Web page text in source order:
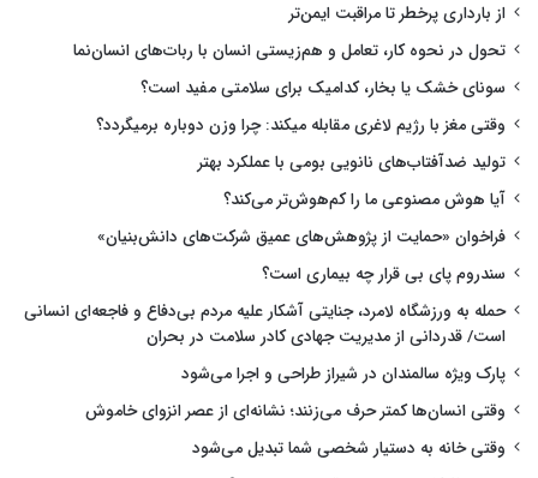
از بارداری پرخطر تا مراقبت ایمن‌تر
تحول در نحوه کار، تعامل و هم‌زیستی انسان با ربات‌های انسان‌نما
سونای خشک یا بخار، کدامیک برای سلامتی مفید است؟
وقتی مغز با رژیم لاغری مقابله میکند: چرا وزن دوباره برمیگردد؟
تولید ضدآفتاب‌های نانویی بومی با عملکرد بهتر
آیا هوش مصنوعی ما را کم‌هوش‌تر می‌کند؟
فراخوان «حمایت از پژوهش‌های عمیق شرکت‌های دانش‌بنیان»
سندروم پای بی قرار چه بیماری است؟
حمله به ورزشگاه لامرد، جنایتی آشکار علیه مردم بی‌دفاع و فاجعه‌ای انسانی
است/ قدردانی از مدیریت جهادی کادر سلامت در بحران
پارک ویژه سالمندان در شیراز طراحی و اجرا می‌شود
وقتی انسان‌ها کمتر حرف می‌زنند؛ نشانه‌ای از عصر انزوای خاموش
وقتی خانه به دستیار شخصی شما تبدیل می‌شود